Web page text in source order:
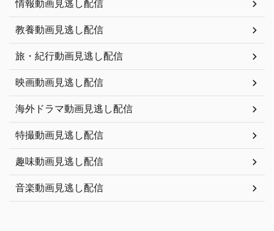
情報動画見逃し配信
教養動画見逃し配信
旅・紀行動画見逃し配信
映画動画見逃し配信
海外ドラマ動画見逃し配信
特撮動画見逃し配信
趣味動画見逃し配信
音楽動画見逃し配信